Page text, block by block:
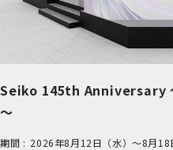
Seiko 145th Anniversary
～
期間 : 2026年8月12日（水）～8月18